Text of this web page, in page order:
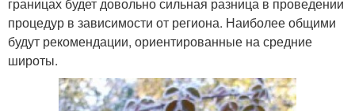
процедур в зависимости от региона. Наиболее общими
будут рекомендации, ориентированные на средние
широты.